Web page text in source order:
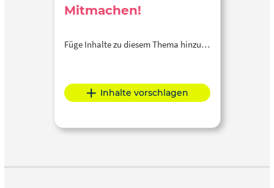
Mitmachen!
Füge Inhalte zu diesem Thema hinzu…
Inhalte vorschlagen